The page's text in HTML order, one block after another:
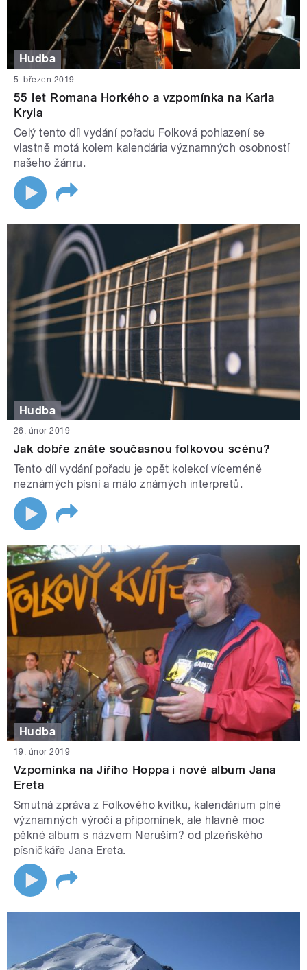
Hudba
5. březen 2019
55 let Romana Horkého a vzpomínka na Karla
Kryla
Celý tento díl vydání pořadu Folková pohlazení se
vlastně motá kolem kalendária významných osobností
našeho žánru.
Hudba
26. únor 2019
Jak dobře znáte současnou folkovou scénu?
Tento díl vydání pořadu je opět kolekcí víceméně
neznámých písní a málo známých interpretů.
Hudba
19. únor 2019
Vzpomínka na Jiřího Hoppa i nové album Jana
Ereta
Smutná zpráva z Folkového kvítku, kalendárium plné
významných výročí a připomínek, ale hlavně moc
pěkné album s názvem Neruším? od plzeňského
písničkáře Jana Ereta.